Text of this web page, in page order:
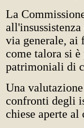
La
via generale,
come talora si
patrimoniali di
Una
confronti degli
chiese aperte